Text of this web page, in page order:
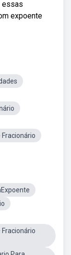
essas
expoente